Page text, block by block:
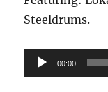
Steeldrums.
Audio-
Player
00:00